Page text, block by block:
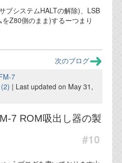
ブシステムHALTの解除)、LSB
Z80側のまま)するーつまり
次のブログ
7
| Last updated on May 31,
7 ROM吸出し器の製
#10